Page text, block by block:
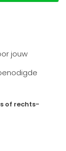
jouw
of rechts-